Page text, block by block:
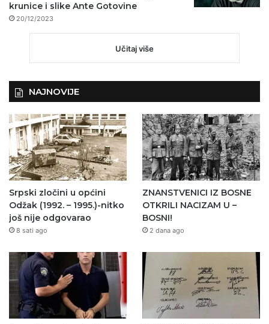
krunice i slike Ante Gotovine
20/12/2023
Učitaj više
NAJNOVIJE
Srpski zločini u općini
Odžak (1992. – 1995.)-nitko
još nije odgovarao
8 sati ago
ZNANSTVENICI IZ BOSNE
OTKRILI NACIZAM U –
BOSNI!
2 dana ago